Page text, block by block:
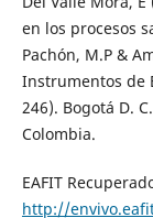
en los procesos
Pachón, M.P &
Instrumentos de
246). Bogotá D.
Colombia.
EAFIT
http://